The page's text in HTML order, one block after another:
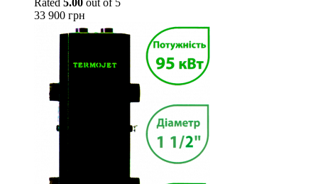
33 900 грн